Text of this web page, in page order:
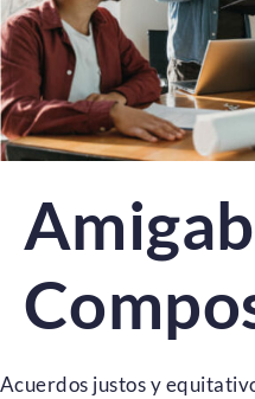
Acuerdos justos y